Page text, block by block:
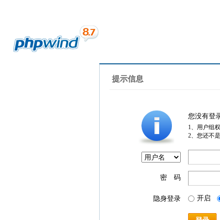
提示信息
您没有登
1、用户组
2、您还不
密 码
隐身登录 开启